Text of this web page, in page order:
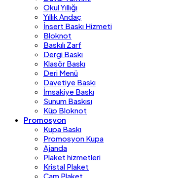
Okul Yıllığı
Yıllık Andaç
İnsert Baskı Hizmeti
Bloknot
Baskılı Zarf
Dergi Baskı
Klasör Baskı
Deri Menü
Davetiye Baskı
İmsakiye Baskı
Sunum Baskısı
Küp Bloknot
Promosyon
Kupa Baskı
Promosyon Kupa
Ajanda
Plaket hizmetleri
Kristal Plaket
Cam Plaket